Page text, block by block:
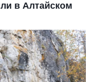
в Алтайском